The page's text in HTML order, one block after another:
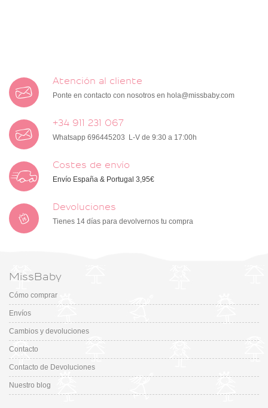
Atención al cliente
Ponte en contacto con nosotros en hola@missbaby.com
+34 911 231 067
Whatsapp 696445203 L-V de 9:30 a 17:00h
Costes de envío
Envío España & Portugal 3,95€
Devoluciones
Tienes 14 días para devolvernos tu compra
MissBaby
Cómo comprar
Envíos
Cambios y devoluciones
Contacto
Contacto de Devoluciones
Nuestro blog